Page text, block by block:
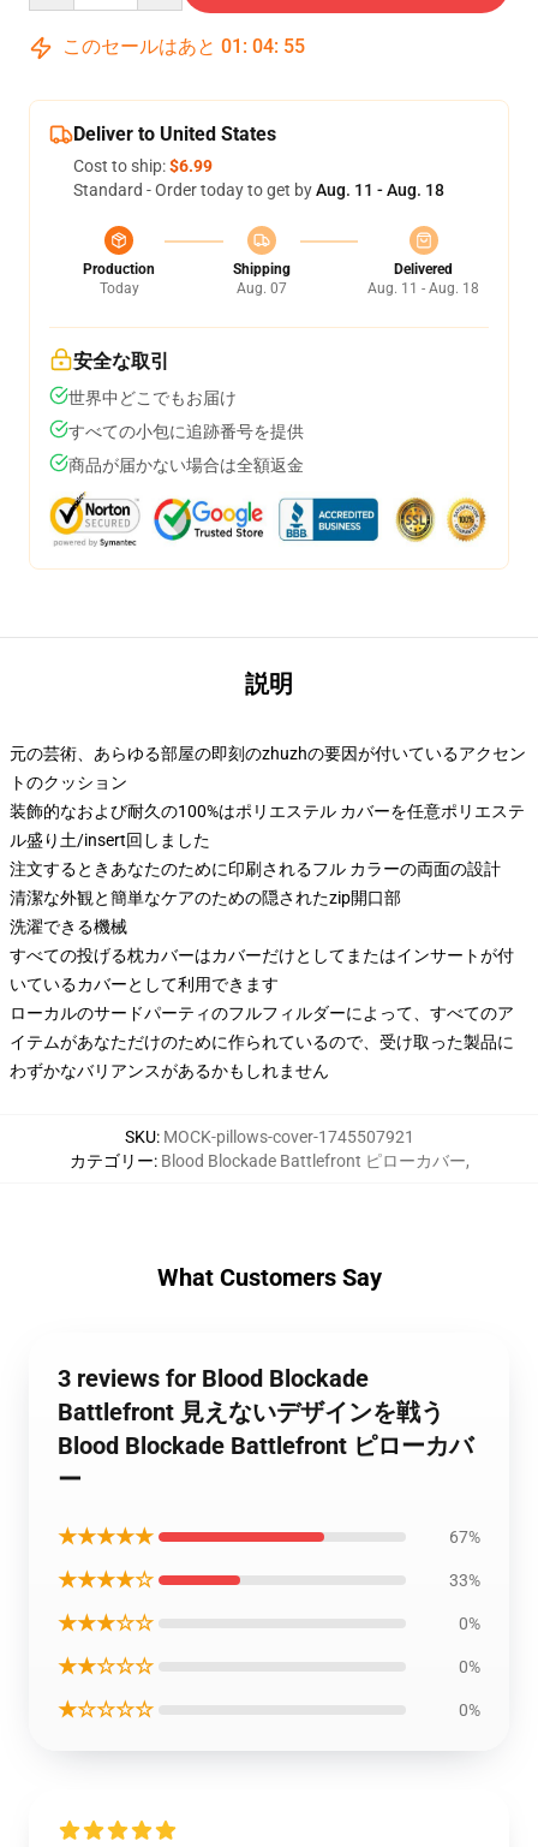
このセールはあと 01 : 04: 54
Deliver to United States
Cost to ship:$6.99
Standard - Order today to get byAug. 11 - Aug. 18
Production
Today
Shipping
Aug. 07
Delivered
Aug. 11 - Aug. 18
安全な取引
世界中どこでもお届け
すべての小包に追跡番号を提供
商品が届かない場合は全額返金
説明
元の芸術、あらゆる部屋の即刻のzhuzhの要因が付いているアクセン
トのクッション
装飾的なおよび耐久の100%はポリエステル カバーを任意ポリエステ
ル盛り土/insert回しました
注文するときあなたのために印刷されるフル カラーの両面の設計
清潔な外観と簡単なケアのための隠されたzip開口部
洗濯できる機械
すべての投げる枕カバーはカバーだけとしてまたはインサートが付
いているカバーとして利用できます
ローカルのサードパーティのフルフィルダーによって、すべてのア
イテムがあなただけのために作られているので、受け取った製品に
わずかなバリアンスがあるかもしれません
SKU: MOCK-pillows-cover-1745507921
カテゴリー: Blood Blockade Battlefront ピローカバー,
What Customers Say
3 reviews for Blood Blockade
Battlefront 見えないデザインを戦う
Blood Blockade Battlefront ピローカバ
ー
★★★★★ 67%
★★★★☆ 33%
★★★☆☆ 0%
★★☆☆☆ 0%
★☆☆☆☆ 0%